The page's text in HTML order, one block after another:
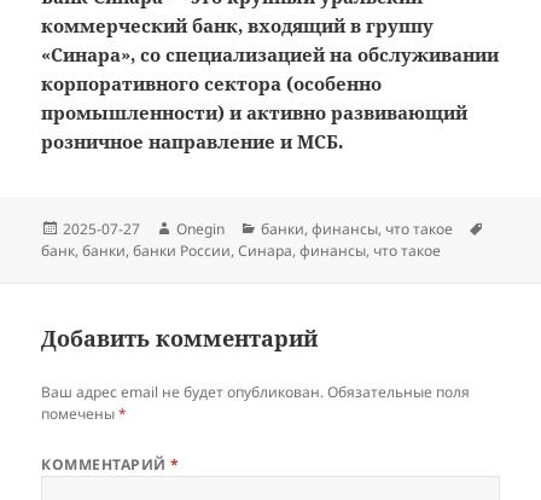
коммерческий банк, входящий в группу
«Синара», со специализацией на обслуживании
корпоративного сектора (особенно
промышленности) и активно развивающий
розничное направление и МСБ.
Опубликовано
2025-07-27 Автор
Onegin Рубрики
банки,финансы, что такое
банк,банки,банки России,Синара,финансы, что такое
Добавить комментарий
Ваш адрес email не будет опубликован. Обязательные поля
помечены*
КОММЕНТАРИЙ*